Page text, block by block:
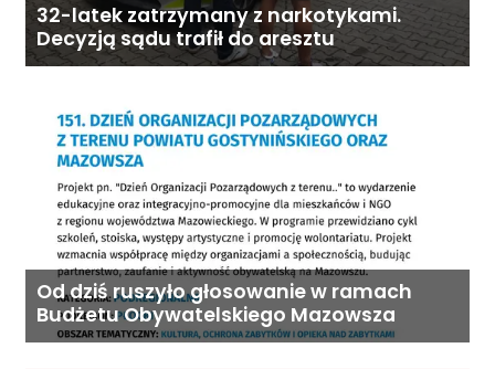
32-latek zatrzymany z narkotykami.
Decyzją sądu trafił do aresztu
Od dziś ruszyło głosowanie w ramach
Budżetu Obywatelskiego Mazowsza